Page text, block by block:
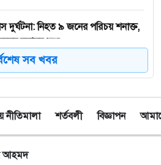
দুর্ঘটনা: নিহত ৯ জনের পরিচয় শনাক্ত,
হস্তান্তর শুরু
করতে নেমে পানিতে ডুবে
উপর অতর্কিত হামলার
অনুষ্ঠিত
সব খবর
নীতিমালা শর্তবলী বিজ্ঞাপন
আহমদ